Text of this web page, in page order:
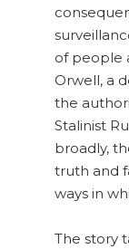
of people
Orwell, a
the
Stalinist
broadly,
truth and
ways in
The story